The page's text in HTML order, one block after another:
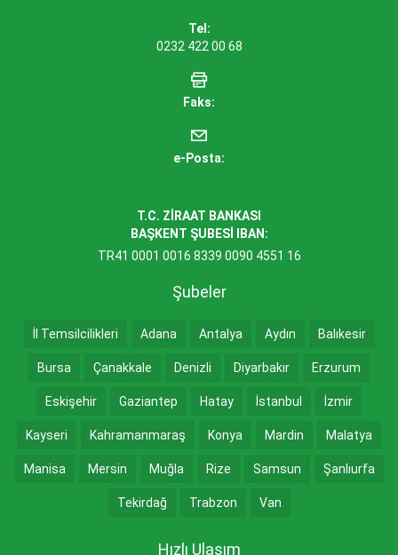
Tel:
0232 422 00 68
Faks:
e-Posta:
T.C. ZİRAAT BANKASI
BAŞKENT ŞUBESİ IBAN:
TR41 0001 0016 8339 0090 4551 16
Şubeler
İl Temsilcilikleri Adana Antalya Aydın Balıkesir
Bursa Çanakkale Denizli Diyarbakır Erzurum
Eskişehir Gaziantep Hatay İstanbul İzmir
Kayseri Kahramanmaraş Konya Mardin Malatya
Manisa Mersin Muğla Rize Samsun Şanlıurfa
Tekirdağ Trabzon Van
Hızlı Ulaşım